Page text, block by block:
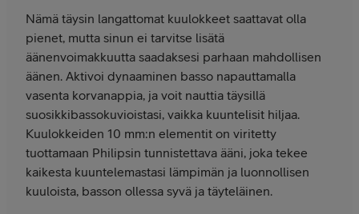
Nämä täysin langattomat kuulokkeet saattavat olla
pienet, mutta sinun ei tarvitse lisätä
äänenvoimakkuutta saadaksesi parhaan mahdollisen
äänen. Aktivoi dynaaminen basso napauttamalla
vasenta korvanappia, ja voit nauttia täysillä
suosikkibassokuvioistasi, vaikka kuuntelisit hiljaa.
Kuulokkeiden 10 mm:n elementit on viritetty
tuottamaan Philipsin tunnistettava ääni, joka tekee
kaikesta kuuntelemastasi lämpimän ja luonnollisen
kuuloista, basson ollessa syvä ja täyteläinen.